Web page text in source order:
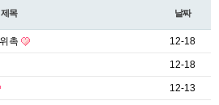
제목 날짜
촉 12-18
12-18
12-13